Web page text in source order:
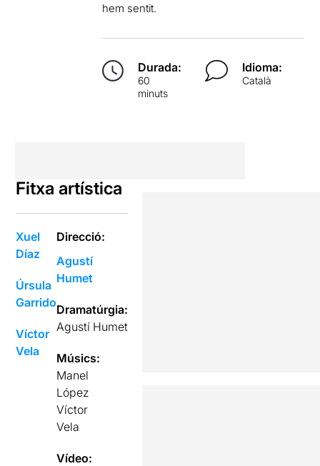
hem sentit.
Durada:
60
minuts
Idioma:
Català
Fitxa artística
Xuel
Díaz
Úrsula
Garrido
Víctor
Vela
Direcció:
Agustí
Humet
Dramatúrgia:
Agustí Humet
Músics:
Manel
López
Víctor
Vela
Vídeo: